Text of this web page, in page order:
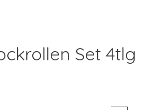
Set 4tlg